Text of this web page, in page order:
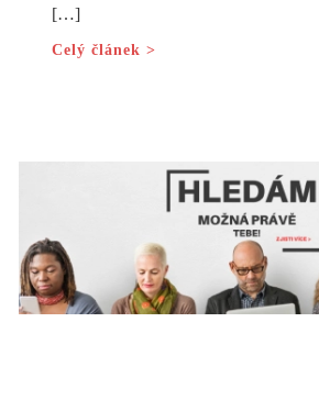
[…]
Celý článek >